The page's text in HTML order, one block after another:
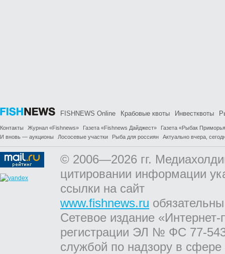
FISHNEWS Online Крабовые квоты Инвестквоты
Контакты Журнал «Fishnews» Газета «Fishnews Дайджест»
Газета «Рыбак
И вновь — аукционы
Лососевые участки Рыба для россиян Актуально вчера,
© 2006—2026 гг.
цитировании информации
ссылки на сайт
www.fishnews.ru
Сетевое издание
регистрации ЭЛ № ФС 77-
службой по надзору в